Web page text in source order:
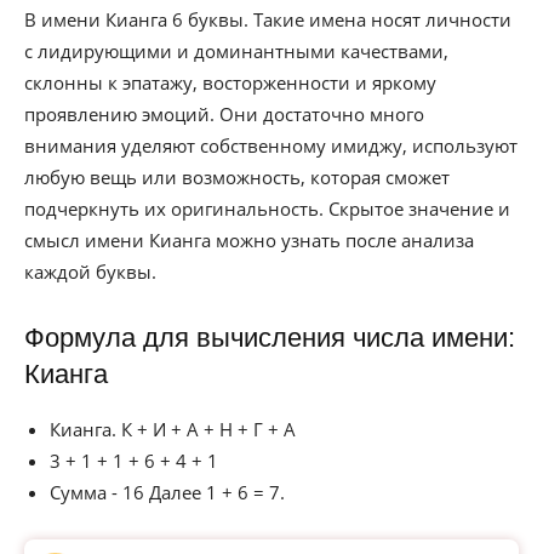
В имени Кианга 6 буквы. Такие имена носят личности
с лидирующими и доминантными качествами,
склонны к эпатажу, восторженности и яркому
проявлению эмоций. Они достаточно много
внимания уделяют собственному имиджу, используют
любую вещь или возможность, которая сможет
подчеркнуть их оригинальность. Скрытое значение и
смысл имени Кианга можно узнать после анализа
каждой буквы.
Формула для вычисления числа имени:
Кианга
Кианга. К + И + А + Н + Г + А
3 + 1 + 1 + 6 + 4 + 1
Сумма - 16 Далее 1 + 6 = 7.